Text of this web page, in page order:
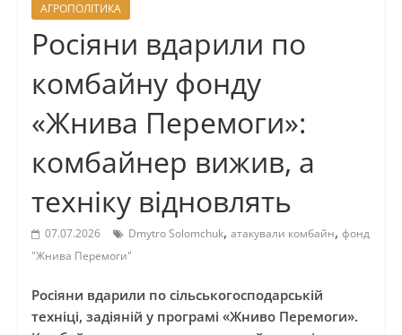
АГРОПОЛІТИКА
Росіяни вдарили по
комбайну фонду
«Жнива Перемоги»:
комбайнер вижив, а
техніку відновлять
07.07.2026 Dmytro Solomchuk, атакували комбайн, фонд
"Жнива Перемоги"
Росіяни вдарили по сільськогосподарській
техніці, задіяній у програмі «Жниво Перемоги».